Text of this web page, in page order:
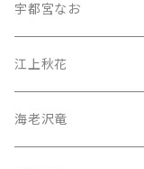
宇都宮なお
江上秋花
海老沢竜